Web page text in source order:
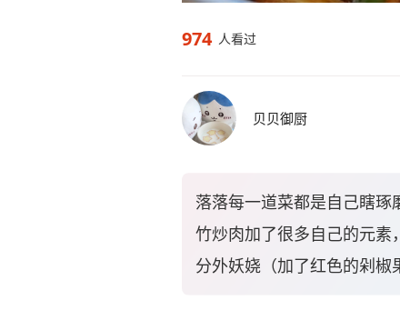
974 人看过
贝贝御厨
落落每一道菜都是自己瞎
竹炒肉加了很多自己的元素
分外妖娆（加了红色的剁椒